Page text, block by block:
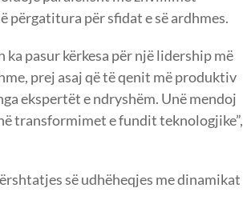
përgatitura për sfidat e së ardhmes.
pasur kërkesa për një lidership më
prej asaj që të qenit më produktiv
ekspertët e ndryshëm. Unë mendoj
transformimet e fundit teknologjike”,
së udhëheqjes me dinamikat